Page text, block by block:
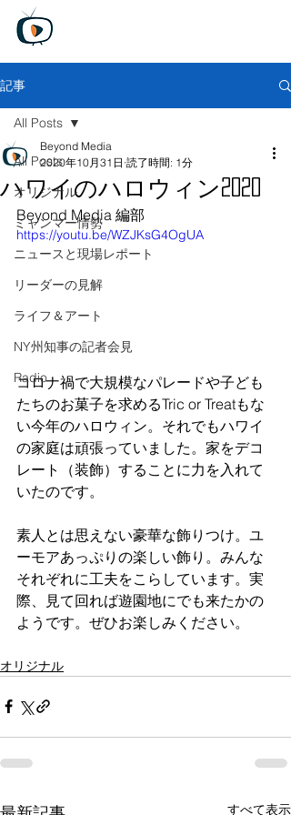
記事
All Posts
オリジナル
ミャンマー情勢
ニュースと現場レポート
リーダーの見解
ライフ＆アート
NY州知事の記者会見
Radio
All Posts
ハワイのハロウィン2020
Beyond Media
2020年10月31日 読了時間: 1分
Beyond Media 編部
https://youtu.be/WZJKsG4OgUA
コロナ禍で大規模なパレードや子ども
たちのお菓子を求めるTric or Treatもな
い今年のハロウィン。それでもハワイ
の家庭は頑張っていました。家をデコ
レート（装飾）することに力を入れて
いたのです。
素人とは思えない豪華な飾りつけ。ユ
ーモアあっぷりの楽しい飾り。みんな
それぞれに工夫をこらしています。実
際、見て回れば遊園地にでも来たかの
ようです。ぜひお楽しみください。
オリジナル
すべて表示